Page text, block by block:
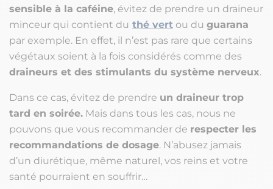
sensible à la caféine, évitez de prendre un draineur
minceur qui contient du thé vert ou du guarana
par exemple. En effet, il n’est pas rare que certains
végétaux soient à la fois considérés comme des
draineurs et des stimulants du système nerveux.
Dans ce cas, évitez de prendre un draineur trop
tard en soirée. Mais dans tous les cas, nous ne
pouvons que vous recommander de respecter les
recommandations de dosage. N’abusez jamais
d’un diurétique, même naturel, vos reins et votre
santé pourraient en souffrir…